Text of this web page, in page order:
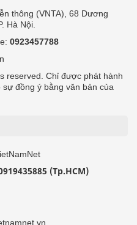
thông (VNTA), 68 Dương
Hà Nội.
0923457788
reserved. Chỉ được phát hành
đồng ý bằng văn bản của
(Tp.HCM)